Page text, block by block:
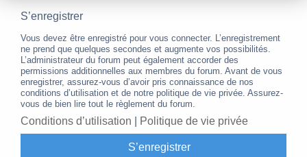
S’enregistrer
Vous devez être enregistré pour vous connecter. L’enregistrement
ne prend que quelques secondes et augmente vos possibilités.
L’administrateur du forum peut également accorder des
permissions additionnelles aux membres du forum. Avant de vous
enregistrer, assurez-vous d’avoir pris connaissance de nos
conditions d’utilisation et de notre politique de vie privée. Assurez-
vous de bien lire tout le règlement du forum.
Conditions d’utilisation Politique de vie privée
S’enregistrer